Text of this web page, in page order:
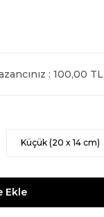
: 100,00 TL
Küçük (20 x 14 cm)
Ekle